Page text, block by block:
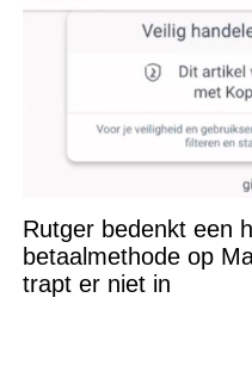
Rutger bedenkt een
betaalmethode op
trapt er niet in